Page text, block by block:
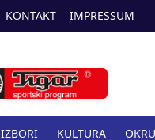
KONTAKT IMPRESSUM
IZBORI KULTURA